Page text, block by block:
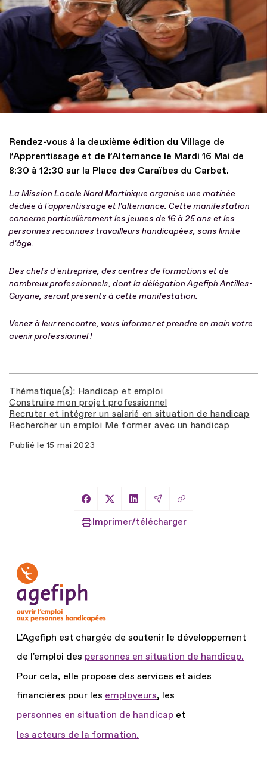
Rendez-vous à la deuxième édition du Village de
l’Apprentissage et de l’Alternance le Mardi 16 Mai de
8:30 à 12:30 sur la Place des Caraïbes du Carbet.
La Mission Locale Nord Martinique organise une matinée
dédiée à l'apprentissage et l'alternance. Cette manifestation
concerne particulièrement les jeunes de 16 à 25 ans et les
personnes reconnues travailleurs handicapées, sans limite
d'âge.
Des chefs d'entreprise, des centres de formations et de
nombreux professionnels, dont la délégation Agefiph Antilles-
Guyane, seront présents à cette manifestation.
Venez à leur rencontre, vous informer et prendre en main votre
avenir professionnel !
Thématique(s) Handicap et emploi
Construire mon projet professionnel
Recruter et intégrer un salarié en situation de handicap
Rechercher un emploi Me former avec un handicap
Publié le 15 mai 2023
Partager sur Facebook
Partager sur X
Partager sur LinkedIn
Partager par Email
Copier le lien
Imprimer/télécharger
L'Agefiph est chargée de soutenir le développement
de l'emploi des personnes en situation de handicap.
Pour cela, elle propose des services et aides
financières pour les employeurs, les
personnes en situation de handicap et
les acteurs de la formation.